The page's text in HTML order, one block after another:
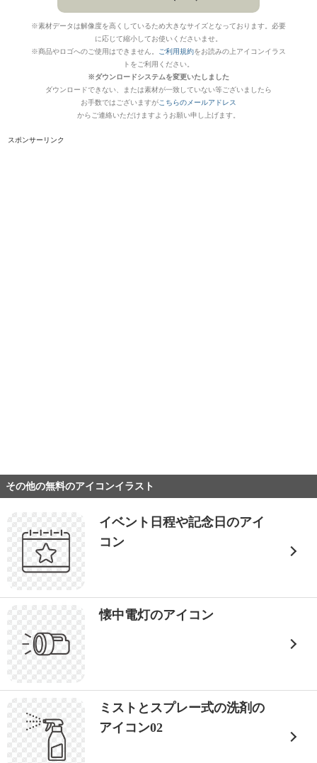
※素材データは解像度を高くしているため大きなサイズとなっております。必要
に応じて縮小してお使いくださいませ。
※商品やロゴへのご使用はできません。
ご利用規約をお読みの上アイコンイラス
トをご利用ください。
※ダウンロードシステムを変更いたしました
ダウンロードできない、または素材が一致していない等ございましたら
お手数ではございますがこちらのメールアドレス
からご連絡いただけますようお願い申し上げます。
スポンサーリンク
その他の無料のアイコンイラスト
イベント日程や記念日のアイ
コン
懐中電灯のアイコン
ミストとスプレー式の洗剤の
アイコン02